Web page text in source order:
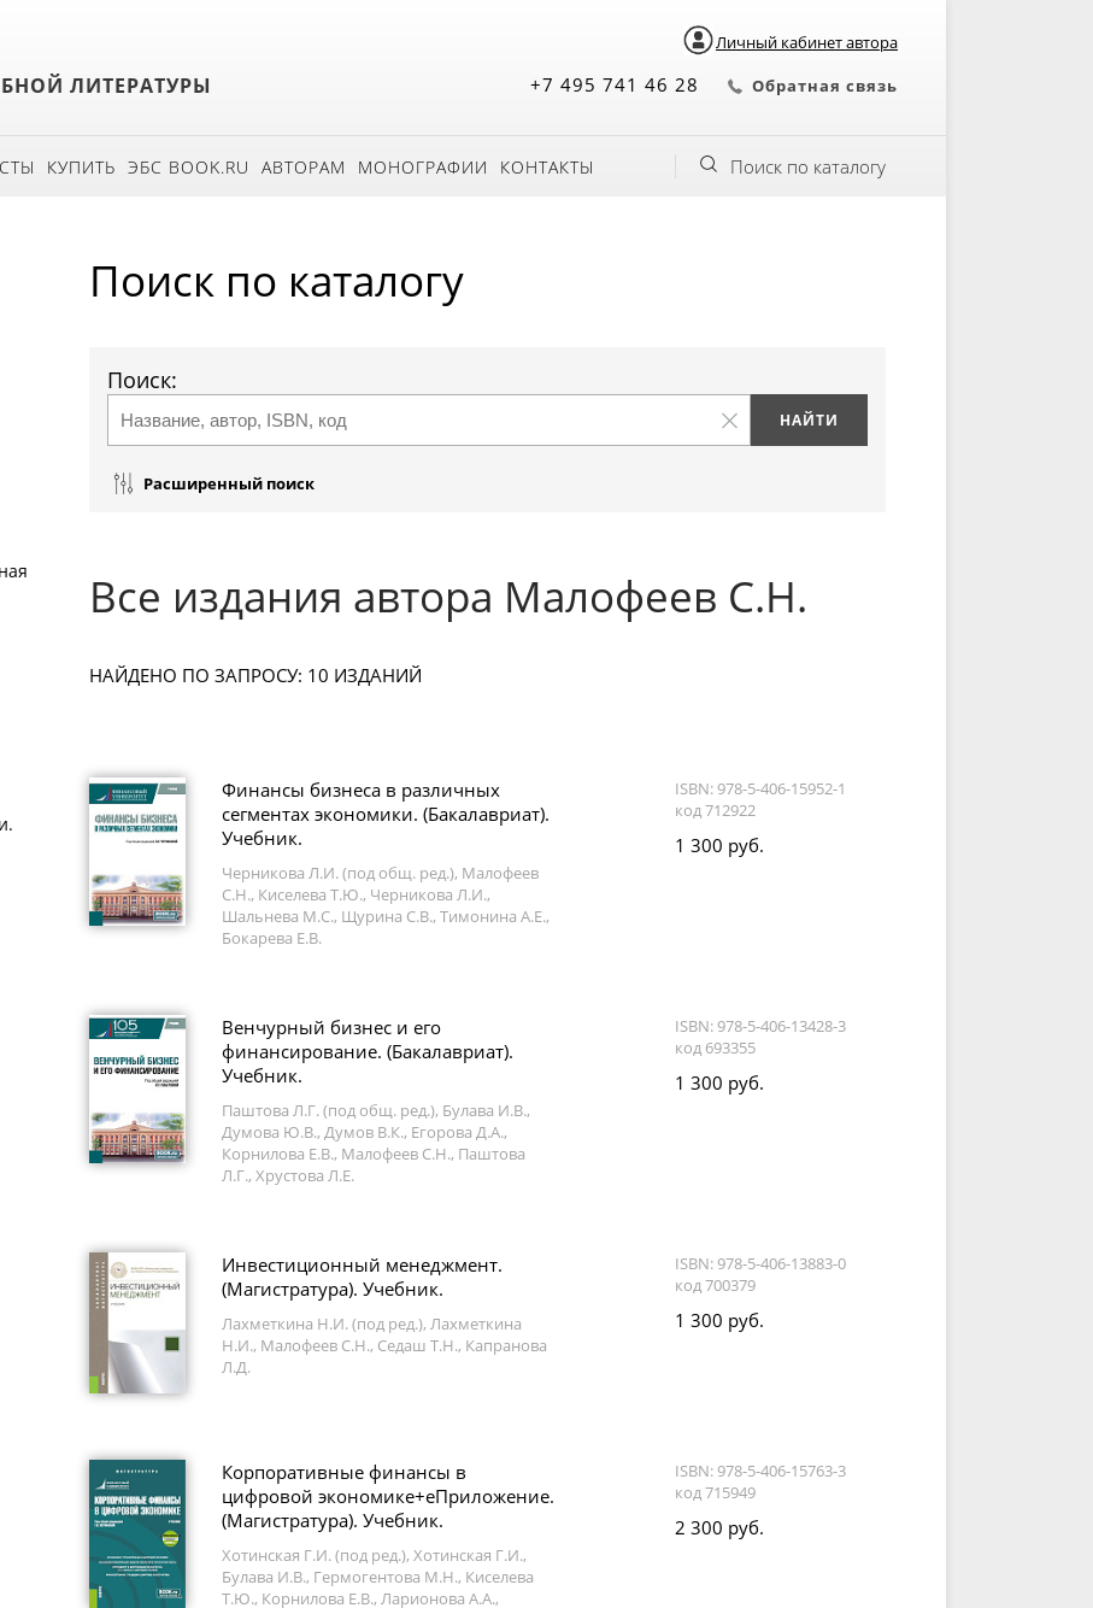
Личный кабинет автора
ЛИТЕРАТУРЫ +7 495 741 46 28 Обратная связь
КУПИТЬ ЭБС BOOK.RU АВТОРАМ МОНОГРАФИИ КОНТАКТЫ Поиск по каталогу
Поиск по каталогу
Поиск:
Расширенный поиск
Все издания автора Малофеев С.Н.
НАЙДЕНО ПО ЗАПРОСУ: 10 ИЗДАНИЙ
Финансы бизнеса в различных
сегментах экономики. (Бакалавриат).
Учебник.
Черникова Л.И. (под общ. ред.), Малофеев
С.Н., Киселева Т.Ю., Черникова Л.И.,
Шальнева М.С., Щурина С.В., Тимонина А.Е.,
Бокарева Е.В.
ISBN: 978-5-406-15952-1
код 712922
1 300 руб.
Венчурный бизнес и его
финансирование. (Бакалавриат).
Учебник.
Паштова Л.Г. (под общ. ред.), Булава И.В.,
Думова Ю.В., Думов В.К., Егорова Д.А.,
Корнилова Е.В., Малофеев С.Н., Паштова
Л.Г., Хрустова Л.Е.
ISBN: 978-5-406-13428-3
код 693355
1 300 руб.
Инвестиционный менеджмент.
(Магистратура). Учебник.
Лахметкина Н.И. (под ред.), Лахметкина
Н.И., Малофеев С.Н., Седаш Т.Н., Капранова
Л.Д.
ISBN: 978-5-406-13883-0
код 700379
1 300 руб.
Корпоративные финансы в
цифровой экономике+еПриложение.
(Магистратура). Учебник.
Хотинская Г.И. (под ред.), Хотинская Г.И.,
Булава И.В., Гермогентова М.Н., Киселева
Т.Ю., Корнилова Е.В., Ларионова А.А.,
ISBN: 978-5-406-15763-3
код 715949
2 300 руб.